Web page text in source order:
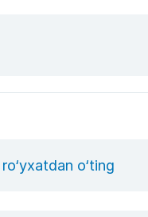
ro‘yxatdan o‘ting